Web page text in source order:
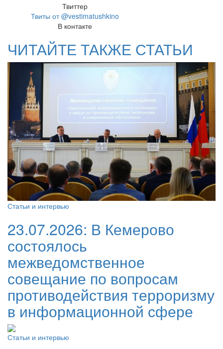
Твиттер
Твиты от @vestimatushkino
В контакте
ЧИТАЙТЕ ТАКЖЕ СТАТЬИ
Статьи и интервью
23.07.2026: В Кемерово
состоялось
межведомственное
совещание по вопросам
противодействия терроризму
в информационной сфере
Статьи и интервью